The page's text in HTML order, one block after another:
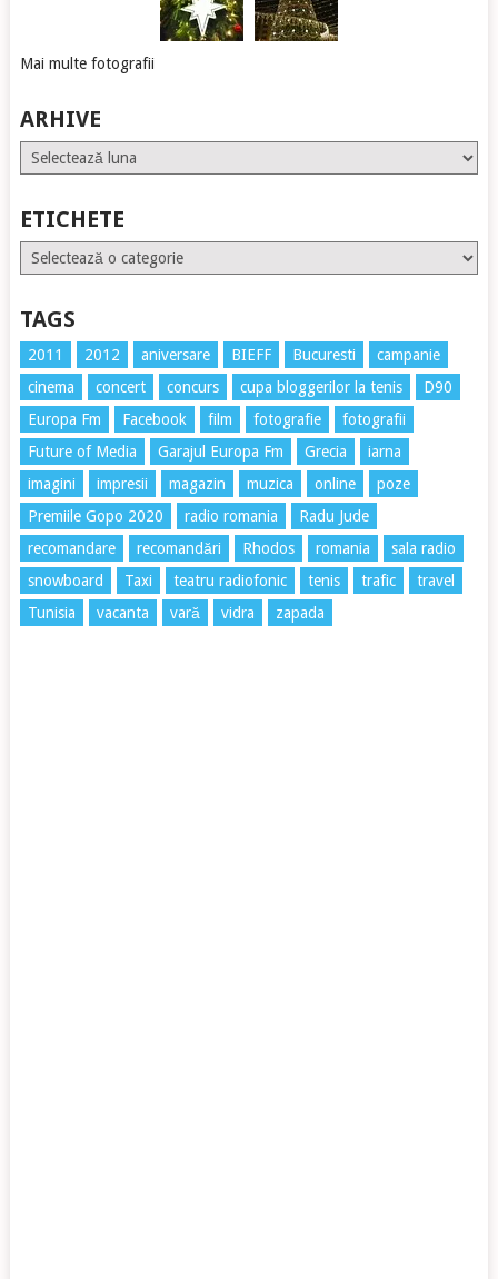
Mai multe fotografii
ARHIVE
Arhive
ETICHETE
Etichete
TAGS
2011 2012 aniversare BIEFF Bucuresti
campanie
cinema
concert concurs cupa bloggerilor la tenis
D90
Europa Fm
Facebook film fotografie
fotografii
Future of Media
Garajul Europa Fm Grecia
iarna
imagini
impresii magazin muzica online
poze
Premiile Gopo 2020
radio romania
Radu Jude
recomandare
recomandări Rhodos romania
sala radio
snowboard
Taxi teatru radiofonic tenis trafic
travel
Tunisia
vacanta vară vidra zapada